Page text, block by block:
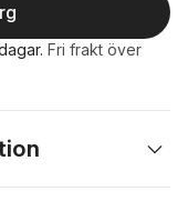
. Fri frakt över